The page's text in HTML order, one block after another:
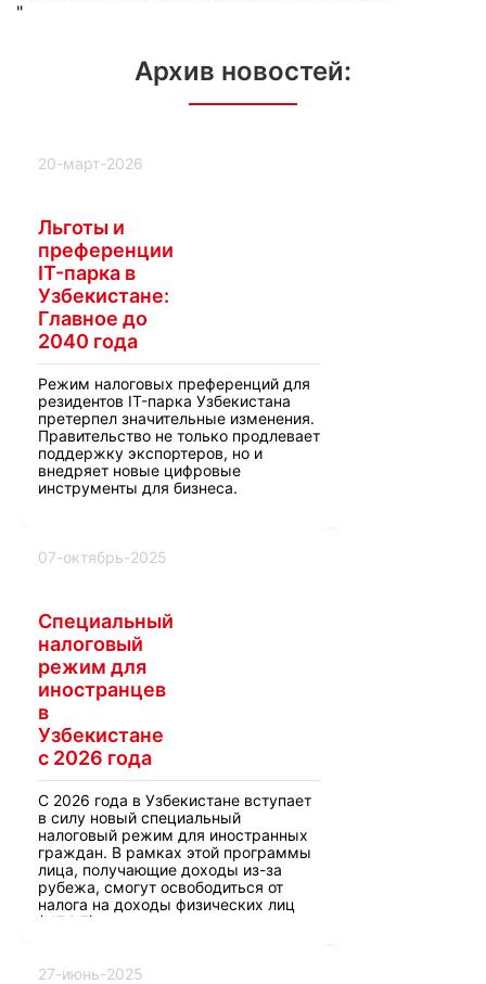
"
Архив новостей:
20-март-2026
Льготы и
преференции
IT-парка в
Узбекистане:
Главное до
2040 года
Режим налоговых преференций для
резидентов IT-парка Узбекистана
претерпел значительные изменения.
Правительство не только продлевает
поддержку экспортеров, но и
внедряет новые цифровые
инструменты для бизнеса.
07-октябрь-2025
Специальный
налоговый
режим для
иностранцев
в
Узбекистане
с 2026 года
С 2026 года в Узбекистане вступает
в силу новый специальный
налоговый режим для иностранных
граждан. В рамках этой программы
лица, получающие доходы из-за
рубежа, смогут освободиться от
налога на доходы физических лиц
(НДФЛ).
27-июнь-2025